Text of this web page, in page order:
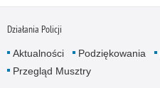
Działania Policji
Aktualności Podziękowania
Przegląd Musztry